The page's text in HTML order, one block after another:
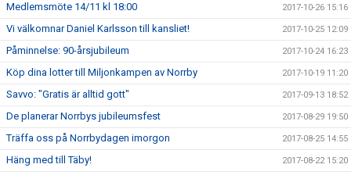
Medlemsmöte 14/11 kl 18:00 2017-10-26 15:16
Vi välkomnar Daniel Karlsson till kansliet! 2017-10-25 12:09
Påminnelse: 90-årsjubileum 2017-10-24 16:23
Köp dina lotter till Miljonkampen av Norrby 2017-10-19 11:20
Savvo: "Gratis är alltid gott" 2017-09-13 18:52
De planerar Norrbys jubileumsfest 2017-08-29 19:50
Träffa oss på Norrbydagen imorgon 2017-08-25 14:55
Häng med till Täby! 2017-08-22 15:20